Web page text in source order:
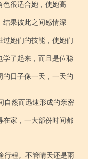
色很适合她，使她高
结果彼此之间感情深
过她们的技能，使她们
学了起来，而且是位聪
的日子像一天，一天的
在家，一大部份时间都